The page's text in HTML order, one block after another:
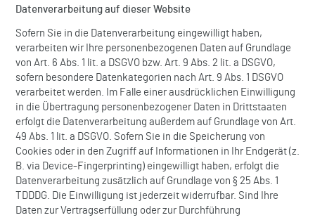
Datenverarbeitung auf dieser Website
Sofern Sie in die Datenverarbeitung eingewilligt haben,
verarbeiten wir Ihre personenbezogenen Daten auf Grundlage
von Art. 6 Abs. 1 lit. a DSGVO bzw. Art. 9 Abs. 2 lit. a DSGVO,
sofern besondere Datenkategorien nach Art. 9 Abs. 1 DSGVO
verarbeitet werden. Im Falle einer ausdrücklichen Einwilligung
in die Übertragung personenbezogener Daten in Drittstaaten
erfolgt die Datenverarbeitung außerdem auf Grundlage von Art.
49 Abs. 1 lit. a DSGVO. Sofern Sie in die Speicherung von
Cookies oder in den Zugriff auf Informationen in Ihr Endgerät (z.
B. via Device-Fingerprinting) eingewilligt haben, erfolgt die
Datenverarbeitung zusätzlich auf Grundlage von § 25 Abs. 1
TDDDG. Die Einwilligung ist jederzeit widerrufbar. Sind Ihre
Daten zur Vertragserfüllung oder zur Durchführung